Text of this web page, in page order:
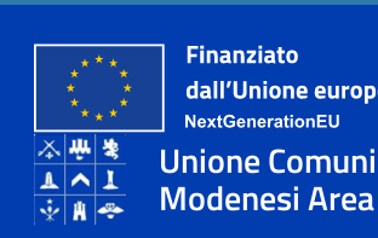
Unione Comuni
Modenesi